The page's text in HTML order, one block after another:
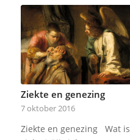
Ziekte en genezing
7 oktober 2016
Ziekte en genezing Wat is